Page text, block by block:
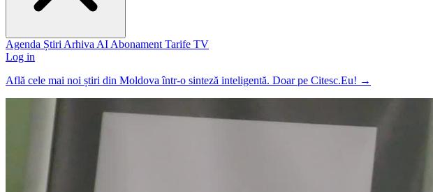
Agenda Știri Arhiva AI Abonament Tarife TV
Log in
Află cele mai noi știri din Moldova într-o sinteză inteligentă. Doar pe Citesc.Eu! →